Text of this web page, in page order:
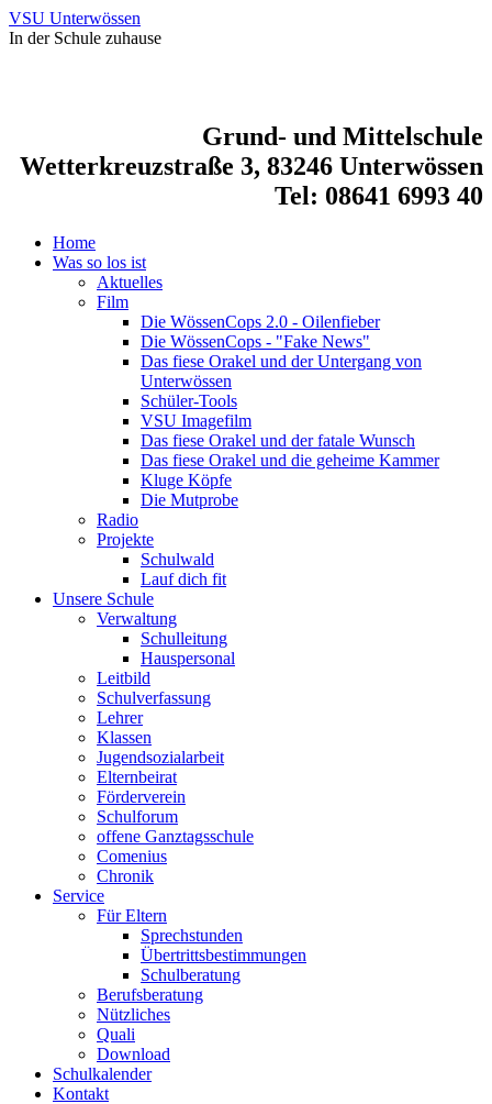
VSU Unterwössen
In der Schule zuhause
Grund- und Mittelschule
Wetterkreuzstraße 3, 83246 Unterwössen
Tel: 08641 6993 40
Home
Was so los ist
Aktuelles
Film
Die WössenCops 2.0 - Oilenfieber
Die WössenCops - "Fake News"
Das fiese Orakel und der Untergang von
Unterwössen
Schüler-Tools
VSU Imagefilm
Das fiese Orakel und der fatale Wunsch
Das fiese Orakel und die geheime Kammer
Kluge Köpfe
Die Mutprobe
Radio
Projekte
Schulwald
Lauf dich fit
Unsere Schule
Verwaltung
Schulleitung
Hauspersonal
Leitbild
Schulverfassung
Lehrer
Klassen
Jugendsozialarbeit
Elternbeirat
Förderverein
Schulforum
offene Ganztagsschule
Comenius
Chronik
Service
Für Eltern
Sprechstunden
Übertrittsbestimmungen
Schulberatung
Berufsberatung
Nützliches
Quali
Download
Schulkalender
Kontakt